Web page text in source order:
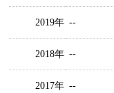
2019年 --
2018年 --
2017年 --